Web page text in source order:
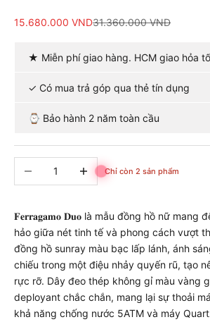
Giá bán
15.680.000 VNDGiá cả phải chăng
31.360.000 VND
★ Miễn phí giao hàng. HCM giao hỏa
✓ Có mua trả góp qua thẻ tín dụng
⌚ Bảo hành 2 năm toàn cầu
Giảm số lượngTăng số lượng
Chỉ còn 2 sản phẩm
𝐅𝐞𝐫𝐫𝐚𝐠𝐚𝐦𝐨 𝐃𝐮𝐨 là mẫu đồng hồ nữ mang
hảo giữa nét tinh tế và phong cách vượt
đồng hồ sunray màu bạc lấp lánh, ánh
chiếu trong một điệu nhảy quyến rũ, tạo
rực rỡ. Dây đeo thép không gỉ màu vàng
deployant chắc chắn, mang lại sự thoải
khả năng chống nước 5ATM và máy